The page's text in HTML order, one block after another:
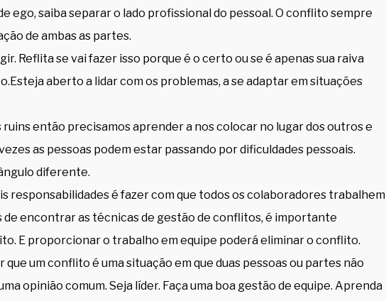
ego, saiba separar o lado profissional do pessoal. O conflito sempre
de ambas as partes.
Reflita se vai fazer isso porque é o certo ou se é apenas sua raiva
aberto a lidar com os problemas, a se adaptar em situações
ruins então precisamos aprender a nos colocar no lugar dos outros e
as pessoas podem estar passando por dificuldades pessoais.
diferente.
responsabilidades é fazer com que todos os colaboradores trabalhem
de encontrar as técnicas de gestão de conflitos, é importante
E proporcionar o trabalho em equipe poderá eliminar o conflito.
que um conflito é uma situação em que duas pessoas ou partes não
opinião comum. Seja líder. Faça uma boa gestão de equipe. Aprenda